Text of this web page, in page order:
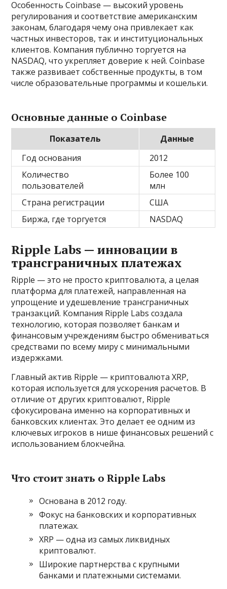
Особенность Coinbase — высокий уровень
регулирования и соответствие американским
законам, благодаря чему она привлекает как
частных инвесторов, так и институциональных
клиентов. Компания публично торгуется на
NASDAQ, что укрепляет доверие к ней. Coinbase
также развивает собственные продукты, в том
числе образовательные программы и кошельки.
Основные данные о Coinbase
Показатель
Данные
Год основания
2012
Количество
пользователей
Более 100
млн
Страна регистрации
США
Биржа, где торгуется
NASDAQ
Ripple Labs — инновации в
трансграничных платежах
Ripple — это не просто криптовалюта, а целая
платформа для платежей, направленная на
упрощение и удешевление трансграничных
транзакций. Компания Ripple Labs создала
технологию, которая позволяет банкам и
финансовым учреждениям быстро обмениваться
средствами по всему миру с минимальными
издержками.
Главный актив Ripple — криптовалюта XRP,
которая используется для ускорения расчетов. В
отличие от других криптовалют, Ripple
сфокусирована именно на корпоративных и
банковских клиентах. Это делает ее одним из
ключевых игроков в нише финансовых решений с
использованием блокчейна.
Что стоит знать о Ripple Labs
Основана в 2012 году.
Фокус на банковских и корпоративных
платежах.
XRP — одна из самых ликвидных
криптовалют.
Широкие партнерства с крупными
банками и платежными системами.